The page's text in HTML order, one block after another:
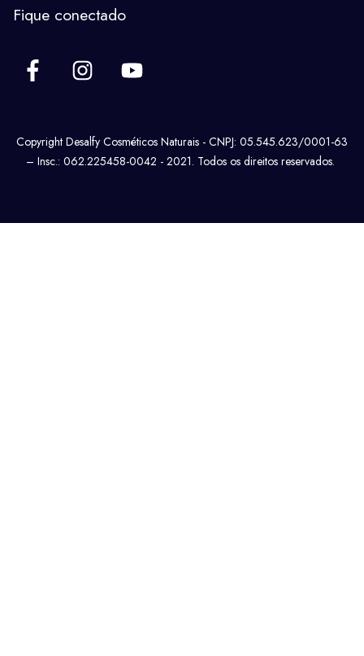
Fique conectado
Copyright Desalfy Cosméticos Naturais - CNPJ: 05.545.623/0001-63
– Insc.: 062.225458-0042 - 2021. Todos os direitos reservados.